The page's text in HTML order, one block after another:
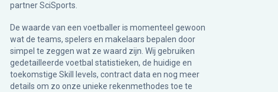
partnerSciSports
De waarde van een voetballer is momenteel gewoon
wat de teams, spelers en makelaars bepalen door
simpel te zeggen wat ze waard zijn. Wij gebruiken
gedetailleerde voetbal statistieken, de huidige en
toekomstige Skill levels, contract data en nog meer
details om zo onze unieke rekenmethodes toe te